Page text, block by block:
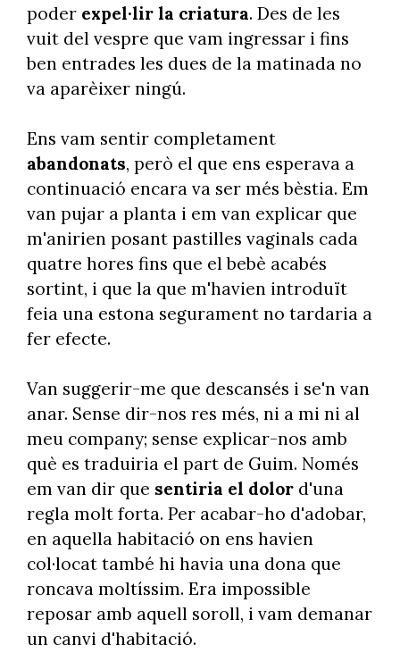
poder expel·lir la criatura. Des de les
vuit del vespre que vam ingressar i fins
ben entrades les dues de la matinada no
va aparèixer ningú.
Ens vam sentir completament
abandonats, però el que ens esperava a
continuació encara va ser més bèstia. Em
van pujar a planta i em van explicar que
m'anirien posant pastilles vaginals cada
quatre hores fins que el bebè acabés
sortint, i que la que m'havien introduït
feia una estona segurament no tardaria a
fer efecte.
Van suggerir-me que descansés i se'n van
anar. Sense dir-nos res més, ni a mi ni al
meu company; sense explicar-nos amb
què es traduiria el part de Guim. Només
em van dir que sentiria el dolor d'una
regla molt forta. Per acabar-ho d'adobar,
en aquella habitació on ens havien
col·locat també hi havia una dona que
roncava moltíssim. Era impossible
reposar amb aquell soroll, i vam demanar
un canvi d'habitació.